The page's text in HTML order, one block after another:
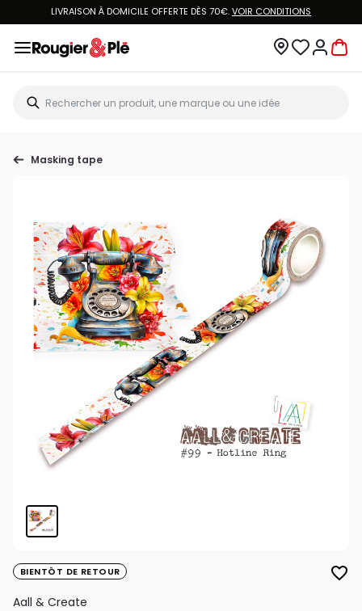
LIVRAISON À DOMICILE OFFERTE DÈS 70€.VOIR CONDITIONS
Masking tape
BIENTÔT DE RETOUR favorite_border
Aall & Create